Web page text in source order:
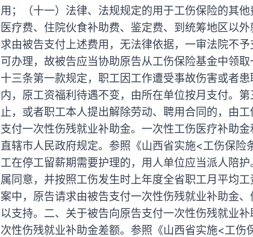
用；（十一）法律、法规规定的用于工伤保险的其
医疗费、住院伙食补助费、鉴定费、到统筹地区以
求由被告支付上述费用，无法律依据，一审法院不
可办理，故被告应当协助原告从工伤保险基金中领
十三条第一款规定，职工因工作遭受事故伤害或者
内，原工资福利待遇不变，由所在单位按月支付。
止，或者职工本人提出解除劳动、聘用合同的，由
支付一次性伤残就业补助金。一次性工伤医疗补助
直辖市人民政府规定。参照《山西省实施<工伤保
工在停工留薪期需要护理的，用人单位应当派人陪
属同意，并按照工伤发生时上年度全省职工月平均
案中，原告请求由被告支付一次性伤残就业补助金
以支持。二、关于被告向原告支付一次性伤残就业
次性伤残就业补助金差额。参照《山西省实施<工